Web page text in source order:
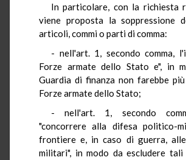
In particolare, con la richiesta
viene proposta la soppressione
articoli, commi o parti di comma:
- nell'art. 1, secondo comma,
Forze armate dello Stato e", in
Guardia di finanza non farebbe
Forze armate dello Stato;
- nell'art. 1, secondo
"concorrere alla difesa politico-
frontiere e, in caso di guerra,
militari", in modo da escludere